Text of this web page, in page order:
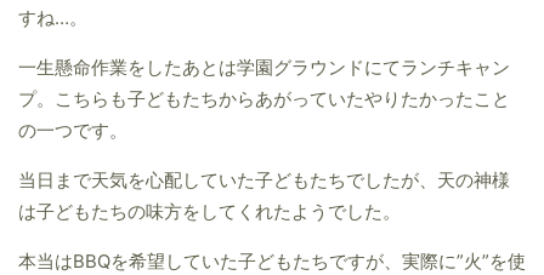
すね…。
一生懸命作業をしたあとは学園グラウンドにてランチキャン
プ。こちらも子どもたちからあがっていたやりたかったこと
の一つです。
当日まで天気を心配していた子どもたちでしたが、天の神様
は子どもたちの味方をしてくれたようでした。
本当はBBQを希望していた子どもたちですが、実際に”火”を使